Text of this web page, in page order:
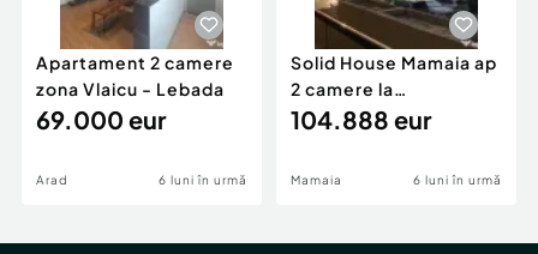
Apartament 2 camere
zona Vlaicu - Lebada
69.000 eur
Arad 6 luni în urmă
Solid House Mamaia ap
2 camere la
cheie,langa Mega
104.888 eur
Mamaia 6 luni în urmă